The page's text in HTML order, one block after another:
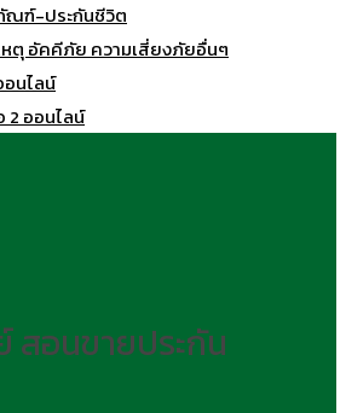
ฑ์-ประกันชีวิต
ตุ อัคคีภัย ความเสี่ยงภัยอื่นๆ
อนไลน์
2 ออนไลน์
สอนขายประกัน